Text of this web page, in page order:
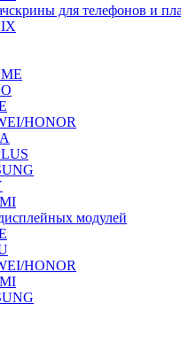
для телефонов и
HONOR
модулей
HONOR